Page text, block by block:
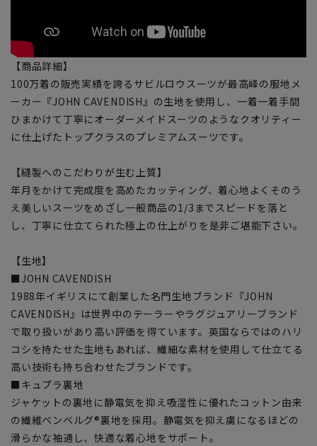
【商品詳細】
100万着の販売実績を誇るサビルロウスーツが最高峰の服地メ
ーカー『JOHN CAVENDISH』の生地を使用し、一着一着手間
ひまかけて丁寧にオーダーメイドスーツのようなクオリティー
に仕上げたトップクラスのプレミアムスーツです。
【縫製へのこだわりが生む上質】
年月をかけて完成度を高めたカッティング、着心地よくそのう
え美しいスーツをめざし一般商品の1/3までスピードを落と
し、丁寧に仕立てられた極上の仕上がりを是非ご堪能下さい。
【生地】
■JOHN CAVENDISH
1988年イギリスにて創業した名門生地ブランド『JOHN
CAVENDISH』は世界中のテーラーやラグジュアリーブランド
で取り扱いがあり高い評価を得ています。英国ならではのハリ
コシを持たせた生地もあれば、繊細な素材を使用して仕立てる
高い技術も持ち合わせたブランドです。
■キュプラ裏地
ジャケットの裏地に静電気を抑え吸湿性に優れたコットン由来
の繊維ベンベルグ®裏地を採用。静電気を抑え虜になるほどの
滑らかな袖通し、快適な着心地をサポート。